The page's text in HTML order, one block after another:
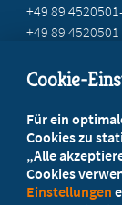
+49 89
+49 89
Ihr
Cookie-
Für ein
Cookies zu
„Alle
Cookies
Einstellungen